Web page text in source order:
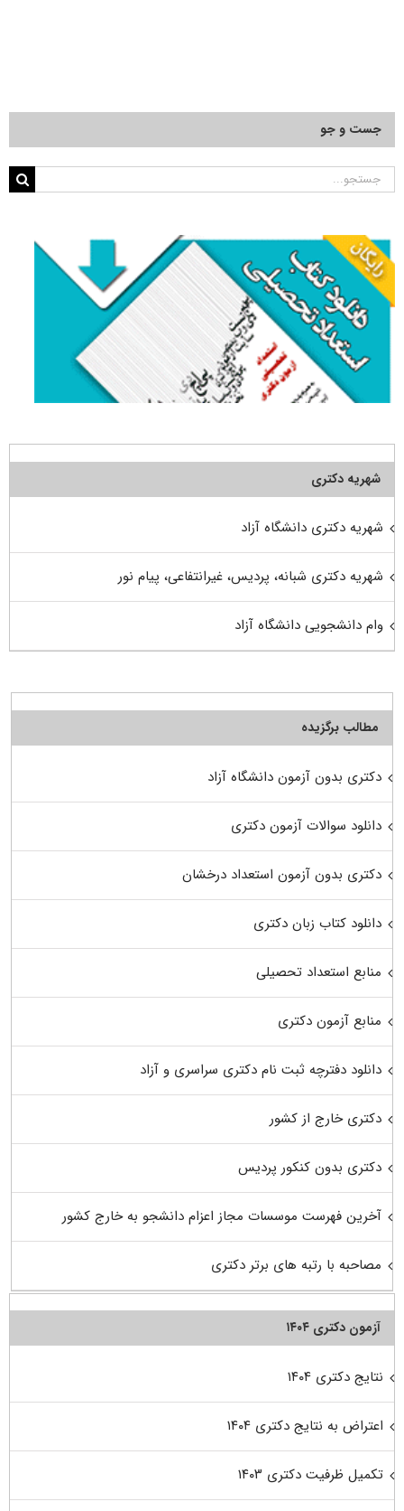
جست و جو
جستجو
شهریه دکتری
شهریه دکتری دانشگاه آزاد
شهریه دکتری شبانه، پردیس، غیرانتفاعی، پیام نور
وام دانشجویی دانشگاه آزاد
مطالب برگزیده
دکتری بدون آزمون دانشگاه آزاد
دانلود سوالات آزمون دکتری
دکتری بدون آزمون استعداد درخشان
دانلود کتاب زبان دکتری
منابع استعداد تحصیلی
منابع آزمون دکتری
دانلود دفترچه ثبت نام دکتری سراسری و آزاد
دکتری خارج از کشور
دکتری بدون کنکور پردیس
آخرین فهرست موسسات مجاز اعزام دانشجو به خارج کشور
مصاحبه با رتبه های برتر دکتری
آزمون دکتری ۱۴۰۴
نتایج دکتری ۱۴۰۴
اعتراض به نتایج دکتری ۱۴۰۴
تکمیل ظرفیت دکتری ۱۴۰۳